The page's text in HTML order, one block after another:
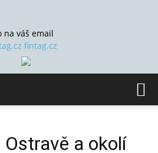
na váš email
fintag.cz
Ostravě a okolí